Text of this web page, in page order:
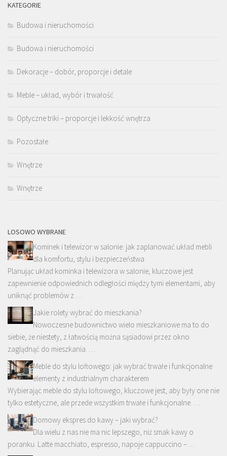
KATEGORIE
Budowa i nieruchomości
Budowa i nieruchomości
Dekoracje – dobór, proporcje i detale
Meble – układ, wybór i trwałość
Optyczne triki – proporcje i lekkość wnętrza
Pozostałe
Wnętrze
Wnętrze
LOSOWO WYBRANE
Kominek i telewizor w salonie: jak zaplanować układ mebli
dla komfortu, stylu i bezpieczeństwa
Planując układ kominka i telewizora w salonie, kluczowe jest
zapewnienie odpowiednich odległości między tymi elementami, aby
uniknąć problemów z …
Jakie rolety wybrać do mieszkania?
Nowoczesne budownictwo wielo mieszkaniowe ma to do
siebie, że niestety, z łatwością można sąsiadowi przez okno
zaglądnąć do mieszkania. …
Meble do stylu loftowego: jak wybrać trwałe i funkcjonalne
elementy z industrialnym charakterem
Wybierając meble do stylu loftowego, kluczowe jest, aby były one nie
tylko estetyczne, ale przede wszystkim trwałe i funkcjonalne. …
Domowy ekspres do kawy – jaki wybrać?
Dla wielu z nas nie ma nic lepszego, niż smak kawy o
poranku. Latte macchiato, espresso, napoje cappuccino – …